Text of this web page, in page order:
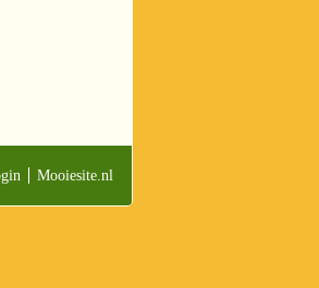
Mooiesite.nl